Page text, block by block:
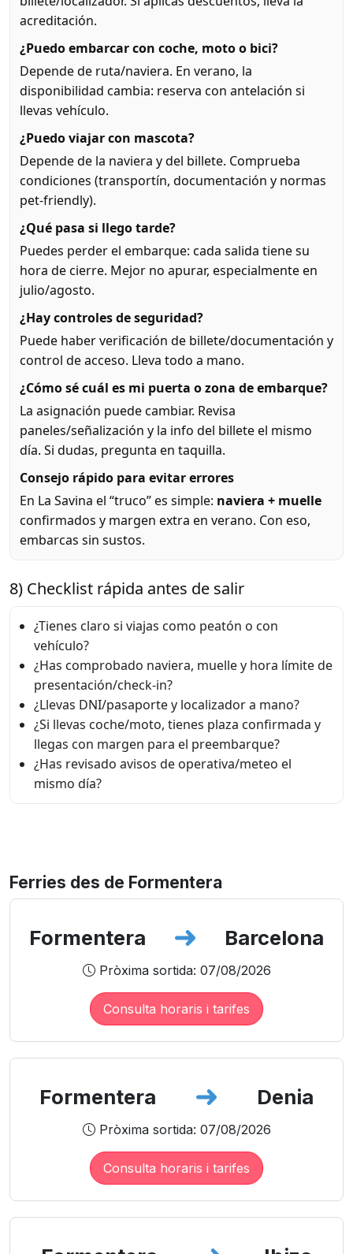
acreditación.
¿Puedo embarcar con coche, moto o bici?
Depende de ruta/naviera. En verano, la
disponibilidad cambia: reserva con antelación si
llevas vehículo.
¿Puedo viajar con mascota?
Depende de la naviera y del billete. Comprueba
condiciones (transportín, documentación y normas
pet-friendly).
¿Qué pasa si llego tarde?
Puedes perder el embarque: cada salida tiene su
hora de cierre. Mejor no apurar, especialmente en
julio/agosto.
¿Hay controles de seguridad?
Puede haber verificación de billete/documentación y
control de acceso. Lleva todo a mano.
¿Cómo sé cuál es mi puerta o zona de embarque?
La asignación puede cambiar. Revisa
paneles/señalización y la info del billete el mismo
día. Si dudas, pregunta en taquilla.
Consejo rápido para evitar errores
En La Savina el “truco” es simple: naviera + muelle
confirmados y margen extra en verano. Con eso,
embarcas sin sustos.
8) Checklist rápida antes de salir
¿Tienes claro si viajas como peatón o con
vehículo?
¿Has comprobado naviera, muelle y hora límite de
presentación/check-in?
¿Llevas DNI/pasaporte y localizador a mano?
¿Si llevas coche/moto, tienes plaza confirmada y
llegas con margen para el preembarque?
¿Has revisado avisos de operativa/meteo el
mismo día?
Ferries des de Formentera
Formentera Barcelona
Pròxima sortida: 07/08/2026
Consulta horaris i tarifes
Formentera Denia
Pròxima sortida: 07/08/2026
Consulta horaris i tarifes